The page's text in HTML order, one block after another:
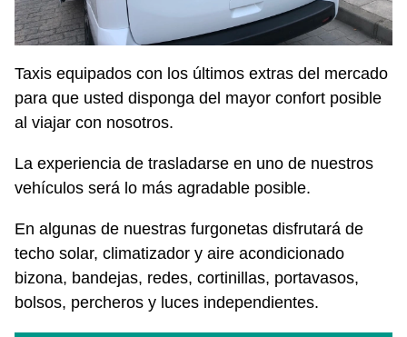
Taxis equipados con los últimos extras del mercado
para que usted disponga del mayor confort posible
al viajar con nosotros.
La experiencia de trasladarse en uno de nuestros
vehículos será lo más agradable posible.
En algunas de nuestras furgonetas disfrutará de
techo solar, climatizador y aire acondicionado
bizona, bandejas, redes, cortinillas, portavasos,
bolsos, percheros y luces independientes.